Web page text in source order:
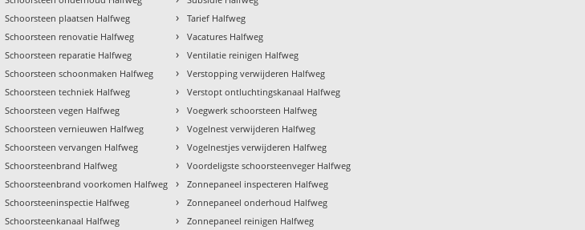
Schoorsteen plaatsen Halfweg
Schoorsteen renovatie Halfweg
Schoorsteen reparatie Halfweg
Schoorsteen schoonmaken Halfweg
Schoorsteen techniek Halfweg
Schoorsteen vegen Halfweg
Schoorsteen vernieuwen Halfweg
Schoorsteen vervangen Halfweg
Schoorsteenbrand Halfweg
Schoorsteenbrand voorkomen Halfweg
Schoorsteeninspectie Halfweg
Schoorsteenkanaal Halfweg
› Tarief Halfweg
› Vacatures Halfweg
› Ventilatie reinigen Halfweg
› Verstopping verwijderen Halfweg
› Verstopt ontluchtingskanaal Halfweg
› Voegwerk schoorsteen Halfweg
› Vogelnest verwijderen Halfweg
› Vogelnestjes verwijderen Halfweg
› Voordeligste schoorsteenveger Halfweg
› Zonnepaneel inspecteren Halfweg
› Zonnepaneel onderhoud Halfweg
› Zonnepaneel reinigen Halfweg